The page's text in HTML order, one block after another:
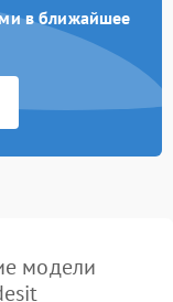
в ближайшее
модели